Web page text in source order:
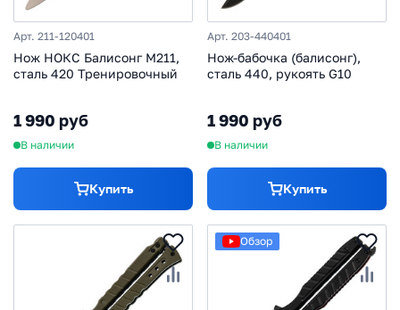
Арт. 211-120401
Нож НОКС Балисонг М211,
сталь 420 Тренировочный
1 990 руб
В наличии
Купить
Арт. 203-440401
Нож-бабочка (балисонг),
сталь 440, рукоять G10
1 990 руб
В наличии
Купить
Обзор